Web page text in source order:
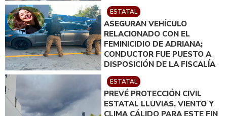
ESTATAL
ASEGURAN VEHÍCULO
RELACIONADO CON EL
FEMINICIDIO DE ADRIANA;
CONDUCTOR FUE PUESTO A
DISPOSICIÓN DE LA FISCALÍA
ESTATAL
PREVÉ PROTECCIÓN CIVIL
ESTATAL LLUVIAS, VIENTO Y
CLIMA CÁLIDO PARA ESTE FIN